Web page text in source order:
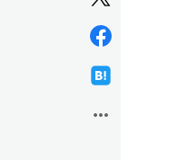
more_horiz